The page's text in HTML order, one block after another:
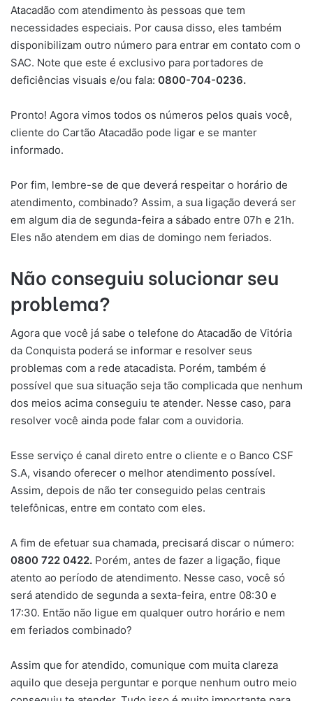
Atacadão com atendimento às pessoas que tem
necessidades especiais. Por causa disso, eles também
disponibilizam outro número para entrar em contato com o
SAC. Note que este é exclusivo para portadores de
deficiências visuais e/ou fala: 0800-704-0236.
Pronto! Agora vimos todos os números pelos quais você,
cliente do Cartão Atacadão pode ligar e se manter
informado.
Por fim, lembre-se de que deverá respeitar o horário de
atendimento, combinado? Assim, a sua ligação deverá ser
em algum dia de segunda-feira a sábado entre 07h e 21h.
Eles não atendem em dias de domingo nem feriados.
Não conseguiu solucionar seu
problema?
Agora que você já sabe o telefone do Atacadão de Vitória
da Conquista poderá se informar e resolver seus
problemas com a rede atacadista. Porém, também é
possível que sua situação seja tão complicada que nenhum
dos meios acima conseguiu te atender. Nesse caso, para
resolver você ainda pode falar com a ouvidoria.
Esse serviço é canal direto entre o cliente e o Banco CSF
S.A, visando oferecer o melhor atendimento possível.
Assim, depois de não ter conseguido pelas centrais
telefônicas, entre em contato com eles.
A fim de efetuar sua chamada, precisará discar o número:
0800 722 0422. Porém, antes de fazer a ligação, fique
atento ao período de atendimento. Nesse caso, você só
será atendido de segunda a sexta-feira, entre 08:30 e
17:30. Então não ligue em qualquer outro horário e nem
em feriados combinado?
Assim que for atendido, comunique com muita clareza
aquilo que deseja perguntar e porque nenhum outro meio